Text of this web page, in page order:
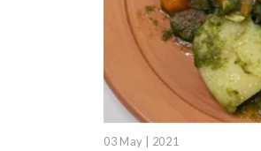
03 May | 2021